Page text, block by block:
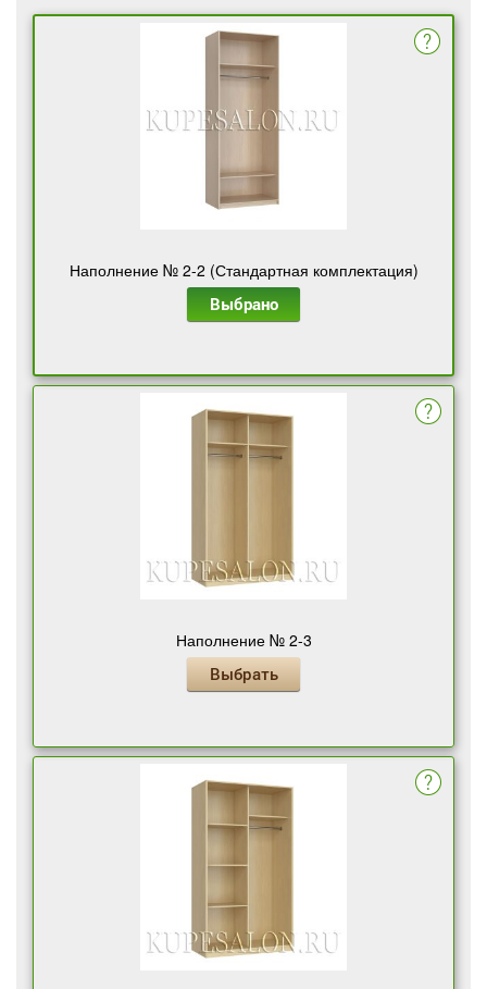
Наполнение № 2-2 (Стандартная комплектация)
Выбрано
Наполнение № 2-3
Выбрать